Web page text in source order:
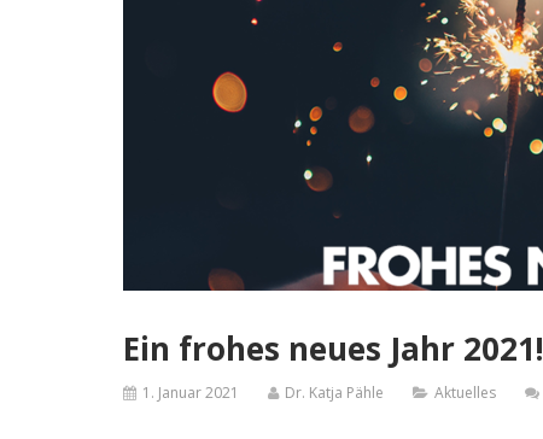
Ein frohes neues Jahr 2021!
1. Januar 2021 Dr. Katja Pähle Aktuelles